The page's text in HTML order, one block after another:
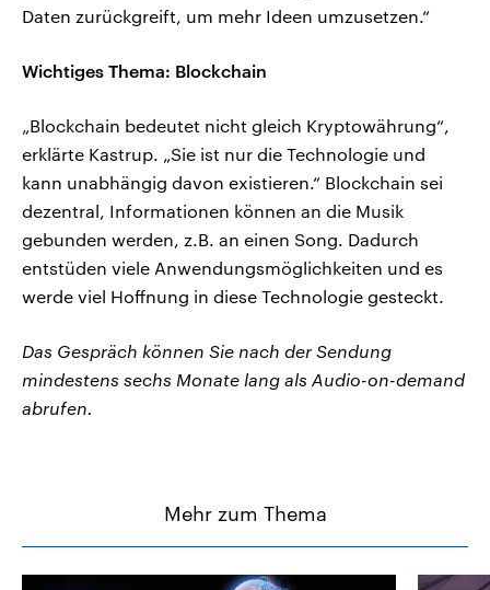
Daten zurückgreift, um mehr Ideen umzusetzen.“
Wichtiges Thema: Blockchain
„Blockchain bedeutet nicht gleich Kryptowährung“,
erklärte Kastrup. „Sie ist nur die Technologie und
kann unabhängig davon existieren.“ Blockchain sei
dezentral, Informationen können an die Musik
gebunden werden, z.B. an einen Song. Dadurch
entstüden viele Anwendungsmöglichkeiten und es
werde viel Hoffnung in diese Technologie gesteckt.
Das Gespräch können Sie nach der Sendung
mindestens sechs Monate lang als Audio-on-demand
abrufen.
Mehr zum Thema